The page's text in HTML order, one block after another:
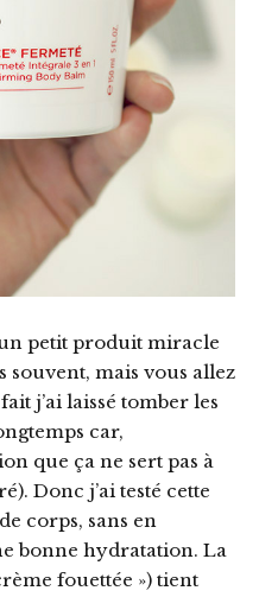
petit produit miracle
souvent, mais vous allez
j’ai laissé tomber les
car,
que ça ne sert pas à
Donc j’ai testé cette
corps, sans en
bonne hydratation. La
fouettée ») tient